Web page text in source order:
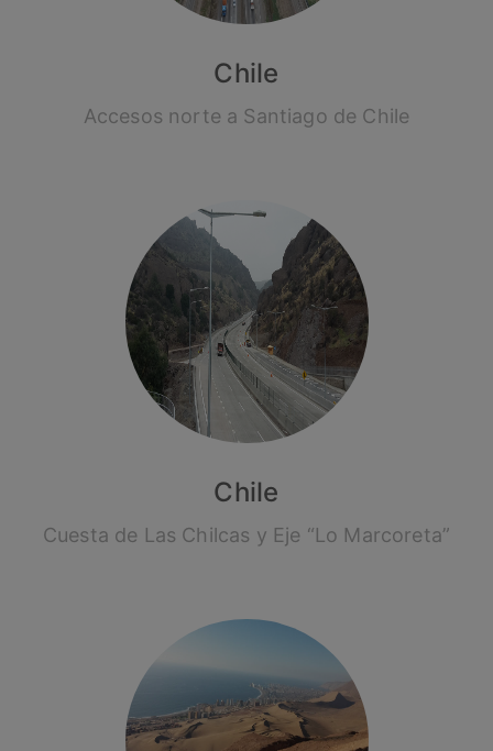
Chile
Accesos norte a Santiago de Chile
Chile
Cuesta de Las Chilcas y Eje “Lo Marcoreta”